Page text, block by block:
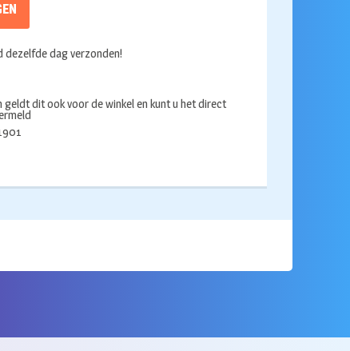
dag verzonden!
dit ook voor de winkel en kunt u het direct